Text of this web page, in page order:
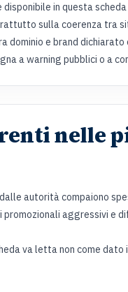
in questa
sulla coerenza tra
dominio e brand
a warning pubblici o a
nelle
autorità compaiono
promozionali aggressivi e
va letta non come